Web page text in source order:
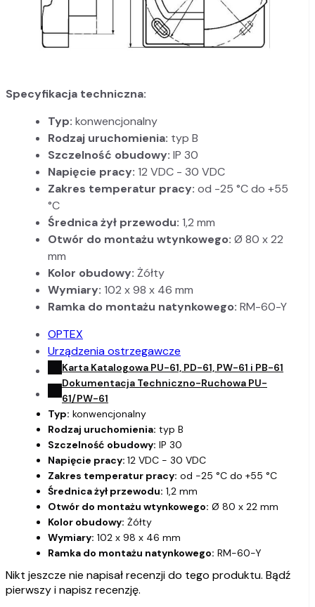
Specyfikacja techniczna:
Typ: konwencjonalny
Rodzaj uruchomienia: typ B
Szczelność obudowy: IP 30
Napięcie pracy: 12 VDC - 30 VDC
Zakres temperatur pracy: od -25 °C do +55
°C
Średnica żył przewodu: 1,2 mm
Otwór do montażu wtynkowego: Ø 80 x 22
mm
Kolor obudowy: Żółty
Wymiary: 102 x 98 x 46 mm
Ramka do montażu natynkowego: RM-60-Y
OPTEX
Urządzenia ostrzegawcze
Karta Katalogowa PU-61, PD-61, PW-61 i PB-61
Dokumentacja Techniczno-Ruchowa PU-
61/PW-61
Typ: konwencjonalny
Rodzaj uruchomienia: typ B
Szczelność obudowy: IP 30
Napięcie pracy: 12 VDC - 30 VDC
Zakres temperatur pracy: od -25 °C do +55 °C
Średnica żył przewodu: 1,2 mm
Otwór do montażu wtynkowego: Ø 80 x 22 mm
Kolor obudowy: Żółty
Wymiary: 102 x 98 x 46 mm
Ramka do montażu natynkowego: RM-60-Y
Nikt jeszcze nie napisał recenzji do tego produktu. Bądź
pierwszy i napisz recenzję.